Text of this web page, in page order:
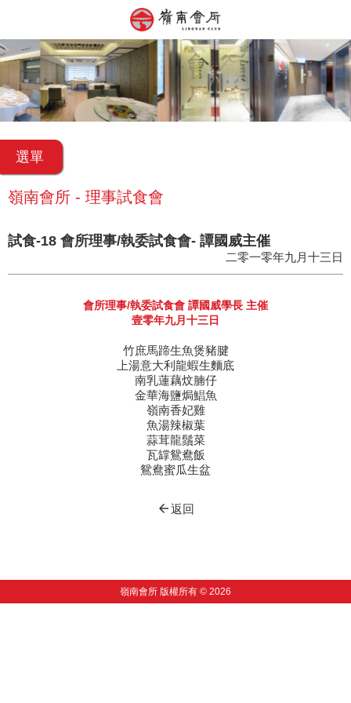
選單
嶺南會所 - 理事試食會
試食-18 會所理事/執委試食會- 譚國威主催
二零一零年九月十三日
會所理事/執委試食會 譚國威學長 主催
壹零年九月十三日
竹庶馬蹄生魚煲豬腱
上湯意大利龍蝦生麵底
南乳蓮藕炆腩仔
金華海鹽焗鯧魚
嶺南香妃雞
魚湯辣椒葉
蒜茸龍鬚菜
瓦罉鴛鴦飯
鴛鴦蜜瓜生盆
arrow_back返回
嶺南會所 版權所有 © 2026